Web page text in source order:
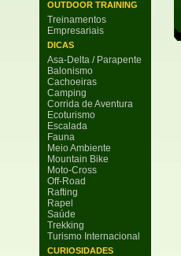
OUTDOOR TRAINING
Treinamentos
Empresariais
DICAS
Asa-Delta / Parapente
Balonismo
Cachoeiras
Camping
Corrida de Aventura
Ecoturismo
Escalada
Fauna
Meio Ambiente
Mountain Bike
Moto-Cross
Off-Road
Rafting
Rapel
Saúde
Trekking
Turismo Internacional
CURIOSIDADES